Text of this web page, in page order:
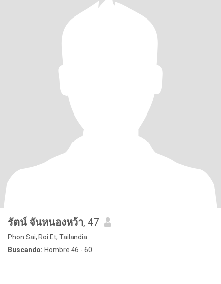
รัตน์ จันหนองหว้า, 47
Phon Sai, Roi Et, Tailandia
Buscando: Hombre 46 - 60